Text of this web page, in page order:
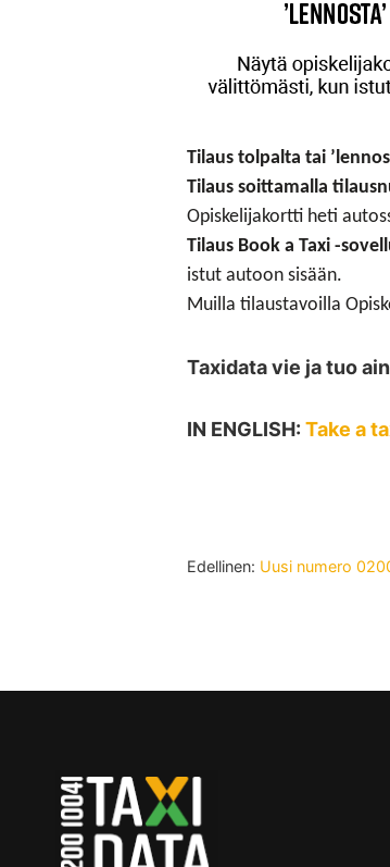
Tilaus tolpalta tai
Tilaus soittamalla
Opiskelijakortti heti
Tilaus Book a Taxi -
istut autoon sisään.
Muilla tilaustavoilla
Taxidata vie ja tuo
IN ENGLISH: Take a
Edellinen: Uusi numero